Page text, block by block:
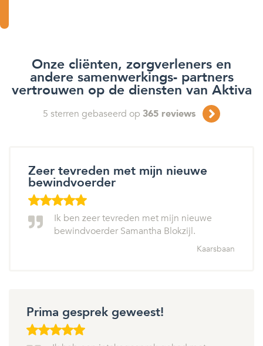
Onze cliënten, zorgverleners en
andere samenwerkings- partners
vertrouwen op de diensten van Aktiva
5 sterren gebaseerd op 365 reviews
Zeer tevreden met mijn nieuwe
bewindvoerder
Ik ben zeer tevreden met mijn nieuwe
bewindvoerder Samantha Blokzijl.
Kaarsbaan
Prima gesprek geweest!